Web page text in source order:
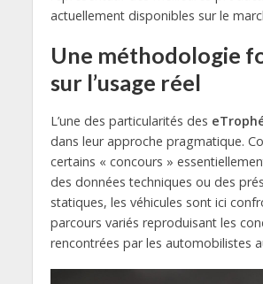
actuellement disponibles sur le
Une méthodologie
sur l’usage réel
L’une des particularités des
dans leur approche pragmatique.
certains « concours »
des données techniques ou des
statiques, les véhicules sont ici
parcours variés reproduisant les
rencontrées par les automobilistes